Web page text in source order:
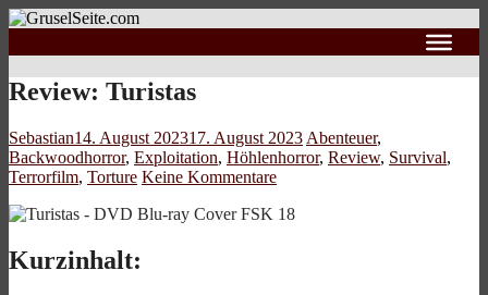
Review: Turistas
Sebastian14. August 202317. August 2023 Abenteuer,
Backwoodhorror, Exploitation, Höhlenhorror, Review, Survival,
Terrorfilm, Torture Keine Kommentare
Kurzinhalt: